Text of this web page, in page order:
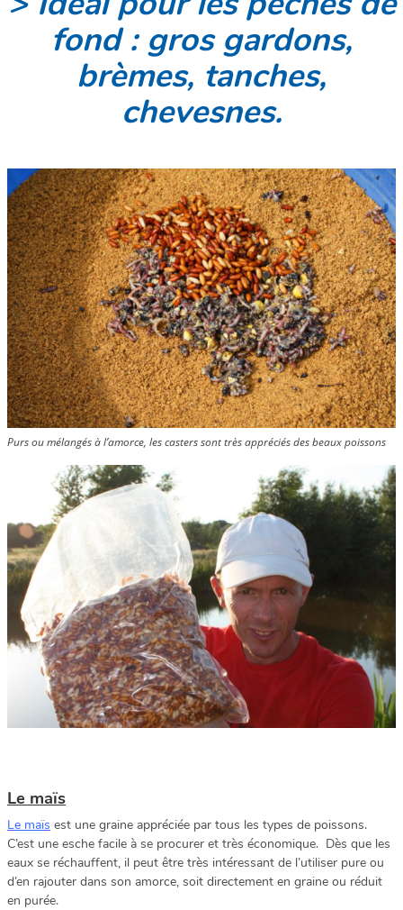
fond : gros gardons,
brèmes, tanches,
chevesnes.
Purs ou mélangés à l’amorce, les casters sont très appréciés des beaux poissons
Le maïs
Le maïs est une graine appréciée par tous les types de poissons.
C’est une esche facile à se procurer et très économique. Dès que les
eaux se réchauffent, il peut être très intéressant de l’utiliser pure ou
d’en rajouter dans son amorce, soit directement en graine ou réduit
en purée.